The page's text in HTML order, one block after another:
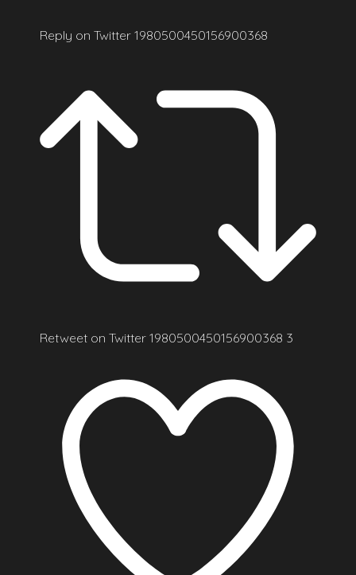
Reply on Twitter 1980500450156900368
Retweet on Twitter 1980500450156900368 3